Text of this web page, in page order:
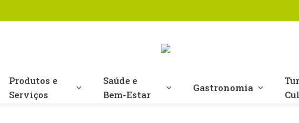
Produtos e
Serviços
Saúde e
Bem-Estar
Gastronomia